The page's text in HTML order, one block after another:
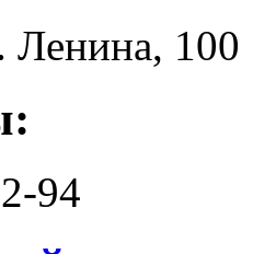
Ленина, 100
94